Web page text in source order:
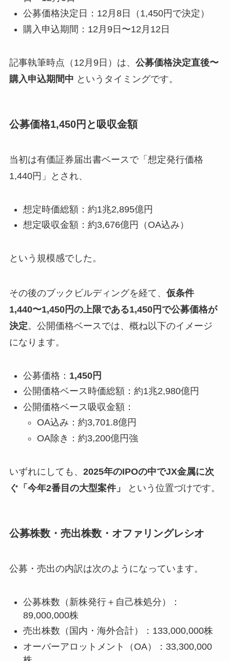
公募価格決定日：12月8日（1,450円で決定）
購入申込期間：12月9日〜12月12日
記事執筆時点（12月9日）は、 公募価格決定直後〜
購入申込期間中 というタイミングです。
公募価格1,450円と吸収金額
当初は有価証券届出書ベースで「想定発行価格
1,440円」とされ、
想定時価総額：約1兆2,895億円
想定吸収金額：約3,676億円（OA込み）
という規模感でした。
その後のブックビルディングを経て、 仮条件
1,440〜1,450円の上限である1,450円で公募価格が
決定。公開価格ベースでは、概ね以下のイメージ
になります。
公募価格： 1,450円
公開価格ベース時価総額：約1兆2,980億円
公開価格ベース吸収金額：
OA込み：約3,701.8億円
OA除き：約3,200億円強
いずれにしても、 2025年のIPOの中でJX金属に次
ぐ「今年2番目の大型案件」
という位置づけです。
公募株数・売出株数・オファリングレシオ
公募・売出の内訳は次のようになっています。
公募株数（新株発行＋自己株処分）：
89,000,000株
売出株数（国内・海外合計）：133,000,000株
オーバーアロットメント（OA）：33,300,000